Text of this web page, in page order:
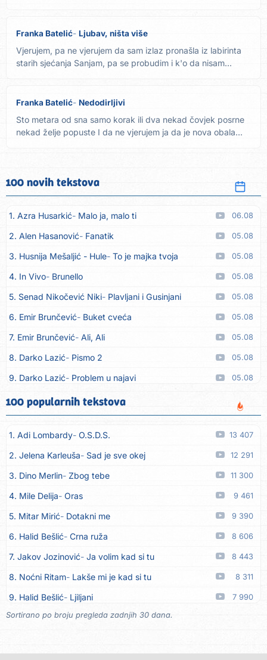
Franka Batelić Ljubav, ništa više
Vjerujem, pa ne vjerujem da sam izlaz pronašla iz labirinta
starih sjećanja Sanjam, pa se probudim i k'o da nisam...
Franka Batelić Nedodirljivi
Sto metara od sna samo korak ili dva nekad čovjek posrne
nekad želje popuste I da ne vjerujem ja da je nova obala...
100 novih tekstova
1. Azra Husarkić Malo ja, malo ti 06.08
2. Alen Hasanović Fanatik 05.08
3. Husnija Mešaljić - Hule To je majka tvoja 05.08
4. In Vivo Brunello 05.08
5. Senad Nikočević Niki Plavljani i Gusinjani 05.08
6. Emir Brunčević Buket cveća 05.08
7. Emir Brunčević Ali, Ali 05.08
8. Darko Lazić Pismo 2 05.08
9. Darko Lazić Problem u najavi 05.08
10. Aleksandra Đuranović Kao zver
11. Meliha Imširović Čujem mili 05.08
12. Tereza Kesovija Prvi cvijet 05.08
13. Kopito Ka´ list ol kaduje (Poput lista od kadulje) 05.08
14. Alen Polić Rožica črljena 05.08
15. Oliver Dragojević 05.08
16. Klapa Kaše Dubrovnik 05.08
17. Grupa Makedonija Ima edna moma 05.08
18. Ljupka Dimitrovska Javi se telefonom 05.08
19. Grupa 777 Kada zazvoni moj telefon 05.08
20. Grupa 777 Posljednja noć 05.08
21. Ljupka Dimitrovska Voliš... ne voliš
100 popularnih tekstova
1. Adi Lombardy O.S.D.S. 13 407
2. Jelena Karleuša Sad je sve okej 12 291
3. Dino Merlin Zbog tebe 11 300
4. Mile Delija Oras 9 461
5. Mitar Mirić Dotakni me 9 390
6. Halid Bešlić Crna ruža 8 606
7. Jakov Jozinović Ja volim kad si tu 8 443
8. Noćni Ritam Lakše mi je kad si tu 8 311
9. Halid Bešlić Ljiljani 7 990
10. Aleksandra Prijović Kababa
Sortirano po broju pregleda zadnjih 30 dana.